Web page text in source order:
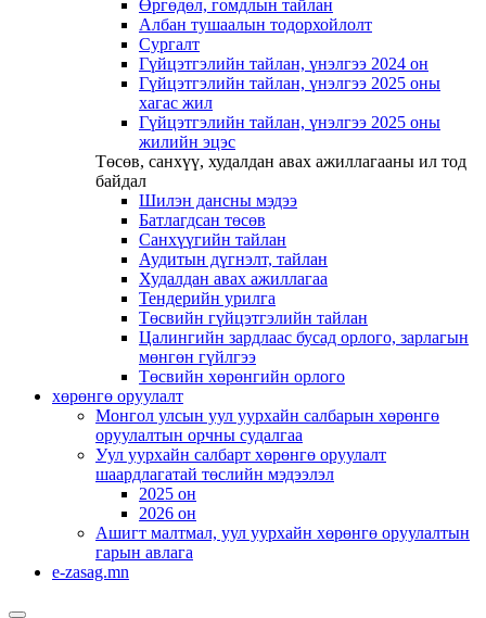
Өргөдөл, гомдлын тайлан
Албан тушаалын тодорхойлолт
Сургалт
Гүйцэтгэлийн тайлан, үнэлгээ 2024 он
Гүйцэтгэлийн тайлан, үнэлгээ 2025 оны
хагас жил
Гүйцэтгэлийн тайлан, үнэлгээ 2025 оны
жилийн эцэс
Төсөв, санхүү, худалдан авах ажиллагааны ил тод
байдал
Шилэн дансны мэдээ
Батлагдсан төсөв
Санхүүгийн тайлан
Аудитын дүгнэлт, тайлан
Худалдан авах ажиллагаа
Тендерийн урилга
Төсвийн гүйцэтгэлийн тайлан
Цалингийн зардлаас бусад орлого, зарлагын
мөнгөн гүйлгээ
Төсвийн хөрөнгийн орлого
хөрөнгө оруулалт
Монгол улсын уул уурхайн салбарын хөрөнгө
оруулалтын орчны судалгаа
Уул уурхайн салбарт хөрөнгө оруулалт
шаардлагатай төслийн мэдээлэл
2025 он
2026 он
Ашигт малтмал, уул уурхайн хөрөнгө оруулалтын
гарын авлага
e-zasag.mn